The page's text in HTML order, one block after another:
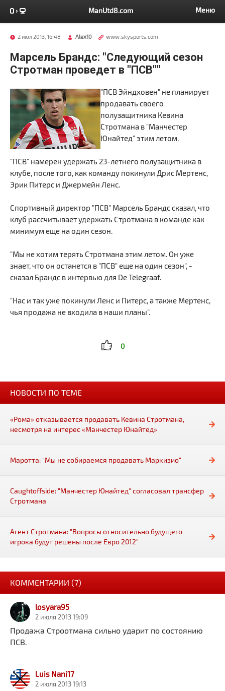
ManUtd8.com Меню
2 июл 2013, 16:48 Alex10 www.skysports.com
Марсель Брандс: "Следующий сезон
Стротман проведет в "ПСВ""
"ПСВ Эйндховен" не планирует
продавать своего
полузащитника Кевина
Стротмана в "Манчестер
Юнайтед" этим летом.
"ПСВ" намерен удержать 23-летнего полузащитника в
клубе, после того, как команду покинули Дрис Мертенс,
Эрик Питерс и Джермейн Ленс.
Спортивный директор "ПСВ" Марсель Брандс сказал, что
клуб рассчитывает удержать Стротмана в команде как
минимум еще на один сезон.
"Мы не хотим терять Стротмана этим летом. Он уже
знает, что он останется в "ПСВ" еще на один сезон", -
сказал Брандс в интервью для De Telegraaf.
"Нас и так уже покинули Ленс и Питерс, а также Мертенс,
чья продажа не входила в наши планы".
0
НОВОСТИ ПО ТЕМЕ
«Рома» отказывается продавать Кевина Стротмана,
несмотря на интерес «Манчестер Юнайтед»
Маротта: "Мы не собираемся продавать Маркизио"
Caughtoffside: "Манчестер Юнайтед" согласовал трансфер
Стротмана
Агент Стротмана: "Вопросы относительно будущего
игрока будут решены после Евро 2012"
КОММЕНТАРИИ (7)
losyara95
2 июля 2013 19:09
Продажа Строотмана сильно ударит по состоянию
ПСВ.
Luis Nani17
2 июля 2013 19:13